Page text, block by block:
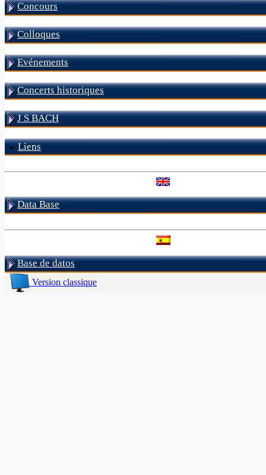
Concours
Colloques
Evénements
Concerts historiques
J S BACH
Liens
Data Base
Base de datos
Version classique